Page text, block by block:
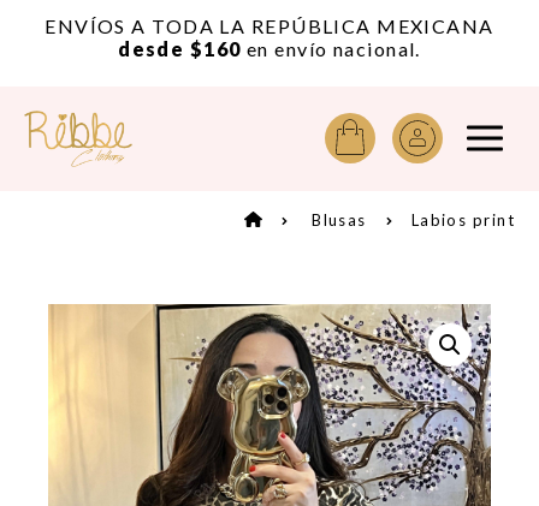
ENVÍOS A TODA LA REPÚBLICA MEXICANA
desde $160 en envío nacional.
Blusas Labios print